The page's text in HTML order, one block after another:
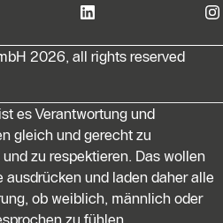
2026, all rights reserved
es Verantwortung und
gleich und gerecht zu
zu respektieren. Das wollen
ausdrücken und laden daher alle
ob weiblich, männlich oder
zu fühlen.